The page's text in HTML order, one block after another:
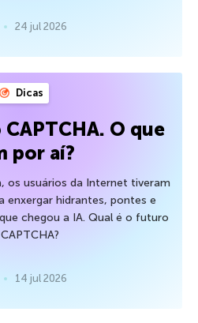
24 jul 2026
Dicas
O que
por aí?
os usuários da Internet tiveram
enxergar hidrantes, pontes e
chegou a IA. Qual é o futuro
14 jul 2026